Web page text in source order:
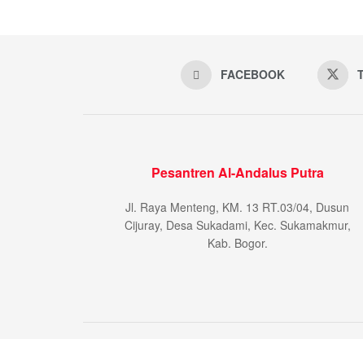
FACEBOOK
Pesantren Al-Andalus Putra
Jl. Raya Menteng, KM. 13 RT.03/04, Dusun
Cijuray, Desa Sukadami, Kec. Sukamakmur,
Kab. Bogor.